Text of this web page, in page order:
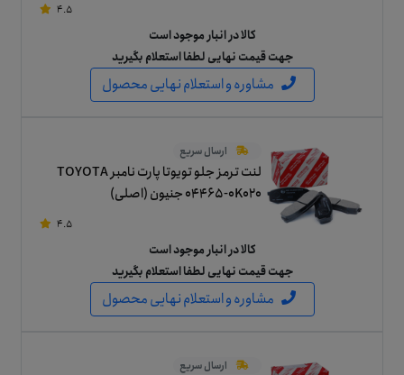
4.5
کالا در انبار موجود است
جهت قیمت نهایی لطفا استعلام بگیرید
مشاوره و استعلام نهایی محصول
ارسال سریع
لنت ترمز جلو تویوتا پارت نامبر TOYOTA
04465-0K020 جنیون (اصلی)
4.5
کالا در انبار موجود است
جهت قیمت نهایی لطفا استعلام بگیرید
مشاوره و استعلام نهایی محصول
ارسال سریع